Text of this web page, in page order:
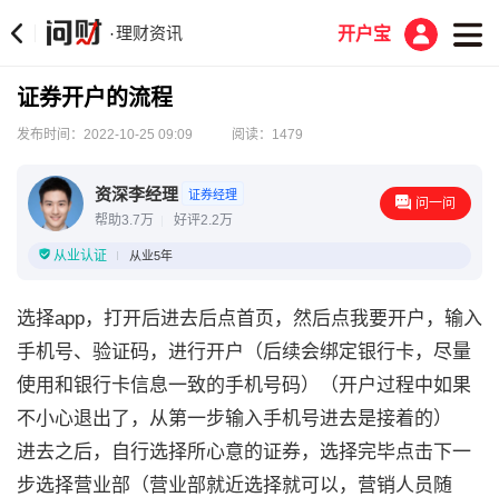
·理财资讯 开户宝
证券开户的流程
发布时间：2022-10-25 09:09 阅读：1479
资深李经理 证券经理
帮助3.7万 好评2.2万
问一问
从业认证 从业5年
选择app，打开后进去后点首页，然后点我要开户，输入
手机号、验证码，进行开户（后续会绑定银行卡，尽量
使用和银行卡信息一致的手机号码）（开户过程中如果
不小心退出了，从第一步输入手机号进去是接着的）
进去之后，自行选择所心意的证券，选择完毕点击下一
步选择营业部（营业部就近选择就可以，营销人员随